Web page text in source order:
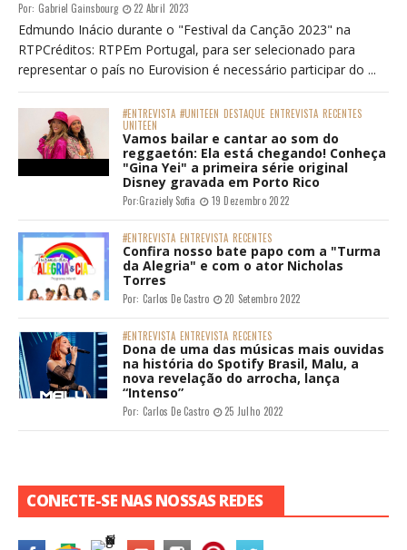
Por: Gabriel Gainsbourg 22 Abril 2023
Edmundo Inácio durante o "Festival da Canção 2023" na
RTPCréditos: RTPEm Portugal, para ser selecionado para
representar o país no Eurovision é necessário participar do ...
#ENTREVISTA #UNITEEN DESTAQUE ENTREVISTA RECENTES
UNITEEN
Vamos bailar e cantar ao som do
reggaetón: Ela está chegando! Conheça
"Gina Yei" a primeira série original
Disney gravada em Porto Rico
Por:Graziely Sofia 19 Dezembro 2022
#ENTREVISTA ENTREVISTA RECENTES
Confira nosso bate papo com a "Turma
da Alegria" e com o ator Nicholas
Torres
Por: Carlos De Castro 20 Setembro 2022
#ENTREVISTA ENTREVISTA RECENTES
Dona de uma das músicas mais ouvidas
na história do Spotify Brasil, Malu, a
nova revelação do arrocha, lança
“Intenso”
Por: Carlos De Castro 25 Julho 2022
CONECTE-SE NAS NOSSAS REDES